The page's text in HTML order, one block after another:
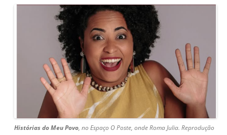
Histórias do Meu Povo, no Espaço O Poste, onde Roma Julia. Reprodução